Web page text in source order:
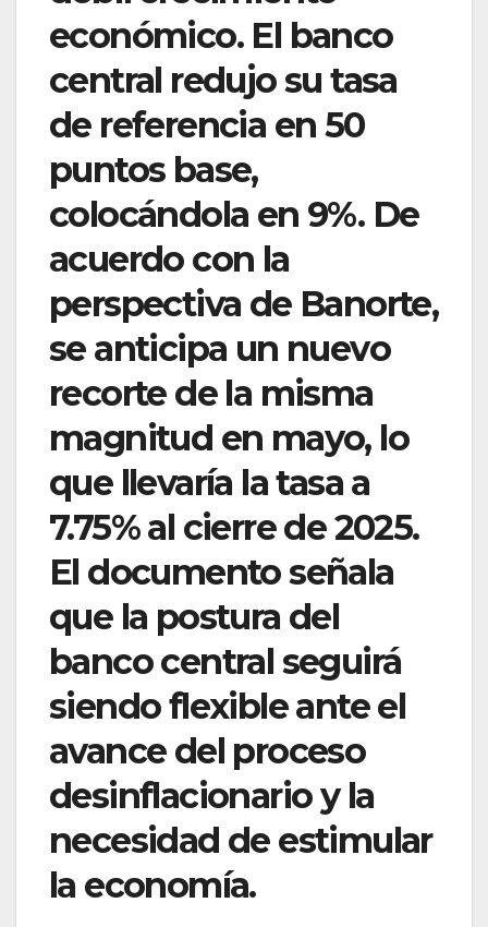
económico. El banco
central redujo su tasa
de referencia en 50
puntos base,
colocándola en 9%. De
acuerdo con la
perspectiva de Banorte,
se anticipa un nuevo
recorte de la misma
magnitud en mayo, lo
que llevaría la tasa a
7.75% al cierre de 2025.
El documento señala
que la postura del
banco central seguirá
siendo flexible ante el
avance del proceso
desinflacionario y la
necesidad de estimular
la economía.